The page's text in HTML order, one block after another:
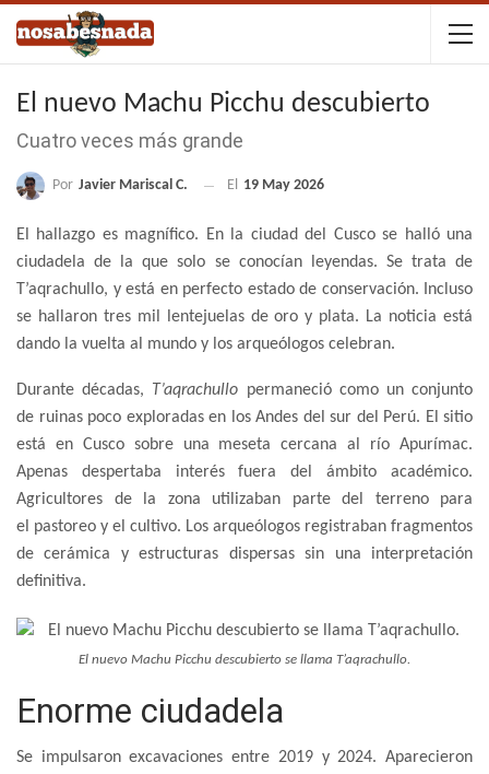
El nuevo Machu Picchu descubierto
Cuatro veces más grande
Por Javier Mariscal C. El 19 May 2026
El hallazgo es magnífico. En la ciudad del Cusco se halló una
ciudadela de la que solo se conocían leyendas. Se trata de
T’aqrachullo, y está en perfecto estado de conservación. Incluso
se hallaron tres mil lentejuelas de oro y plata. La noticia está
dando la vuelta al mundo y los arqueólogos celebran.
Durante décadas, T’aqrachullo permaneció como un conjunto
de ruinas poco exploradas en los Andes del sur del Perú. El sitio
está en Cusco sobre una meseta cercana al río Apurímac.
Apenas despertaba interés fuera del ámbito académico.
Agricultores de la zona utilizaban parte del terreno para
el pastoreo y el cultivo. Los arqueólogos registraban fragmentos
de cerámica y estructuras dispersas sin una interpretación
definitiva.
El nuevo Machu Picchu descubierto se llama T’aqrachullo.
Enorme ciudadela
Se impulsaron excavaciones entre 2019 y 2024. Aparecieron